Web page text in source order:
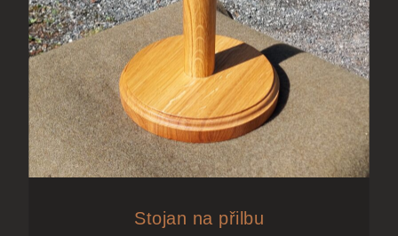
Stojan na přilbu